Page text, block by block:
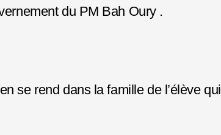
du PM Bah Oury .
se rend dans la famille de l’élève qui